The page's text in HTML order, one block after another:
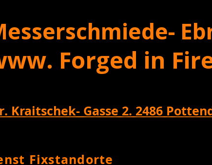
Forged in
Kraitschek- Gasse 2. 2486
Fixstandorte